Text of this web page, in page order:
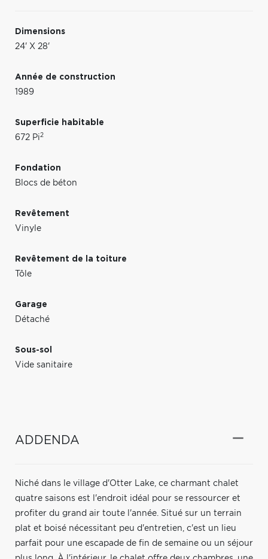
Dimensions
24' X 28'
Année de construction
1989
Superficie habitable
672 Pi2
Fondation
Blocs de béton
Revêtement
Vinyle
Revêtement de la toiture
Tôle
Garage
Détaché
Sous-sol
Vide sanitaire
ADDENDA
Niché dans le village d'Otter Lake, ce charmant chalet
quatre saisons est l'endroit idéal pour se ressourcer et
profiter du grand air toute l'année. Situé sur un terrain
plat et boisé nécessitant peu d'entretien, c'est un lieu
parfait pour une escapade de fin de semaine ou un séjour